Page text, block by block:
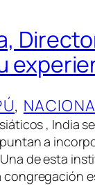
,
, India
a
de esta